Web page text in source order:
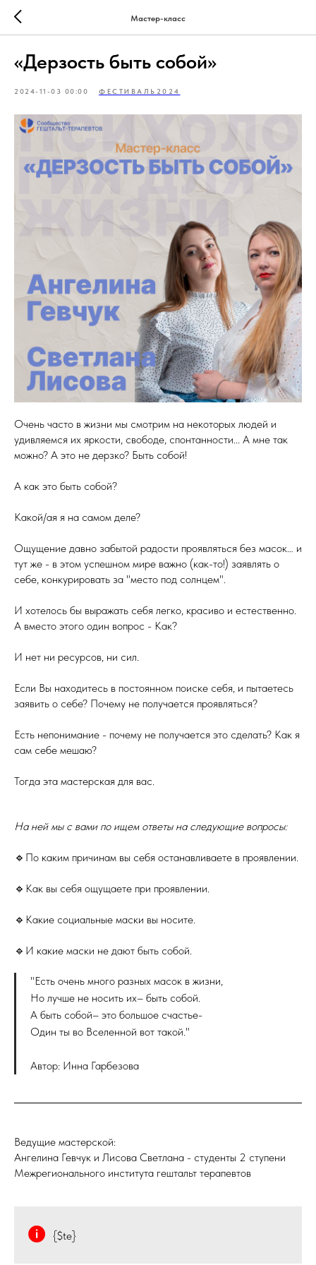
Мастер-класс
«Дерзость быть собой»
2024-11-03 00:00 ФЕСТИВАЛЬ2024
Очень часто в жизни мы смотрим на некоторых людей и
удивляемся их яркости, свободе, спонтанности... А мне так
можно? А это не дерзко? Быть собой!
А как это быть собой?
Какой/ая я на самом деле?
Ощущение давно забытой радости проявляться без масок… и
тут же - в этом успешном мире важно (как-то!) заявлять о
себе, конкурировать за "место под солнцем".
И хотелось бы выражать себя легко, красиво и естественно.
А вместо этого один вопрос - Как?
И нет ни ресурсов, ни сил.
Если Вы находитесь в постоянном поиске себя, и пытаетесь
заявить о себе? Почему не получается проявляться?
Есть непонимание - почему не получается это сделать? Как я
сам себе мешаю?
Тогда эта мастерская для вас.
На ней мы с вами по ищем ответы на следующие вопросы:
🔹По каким причинам вы себя останавливаете в проявлении.
🔹Как вы себя ощущаете при проявлении.
🔹Какие социальные маски вы носите.
🔹И какие маски не дают быть собой.
"Есть очень много разных масок в жизни,
Но лучше не носить их– быть собой.
А быть собой– это большое счастье-
Один ты во Вселенной вот такой."
Автор: Инна Гарбезова
Ведущие мастерской:
Ангелина Гевчук и Лисова Светлана - студенты 2 ступени
Межрегионального института гештальт терапевтов
{$te}